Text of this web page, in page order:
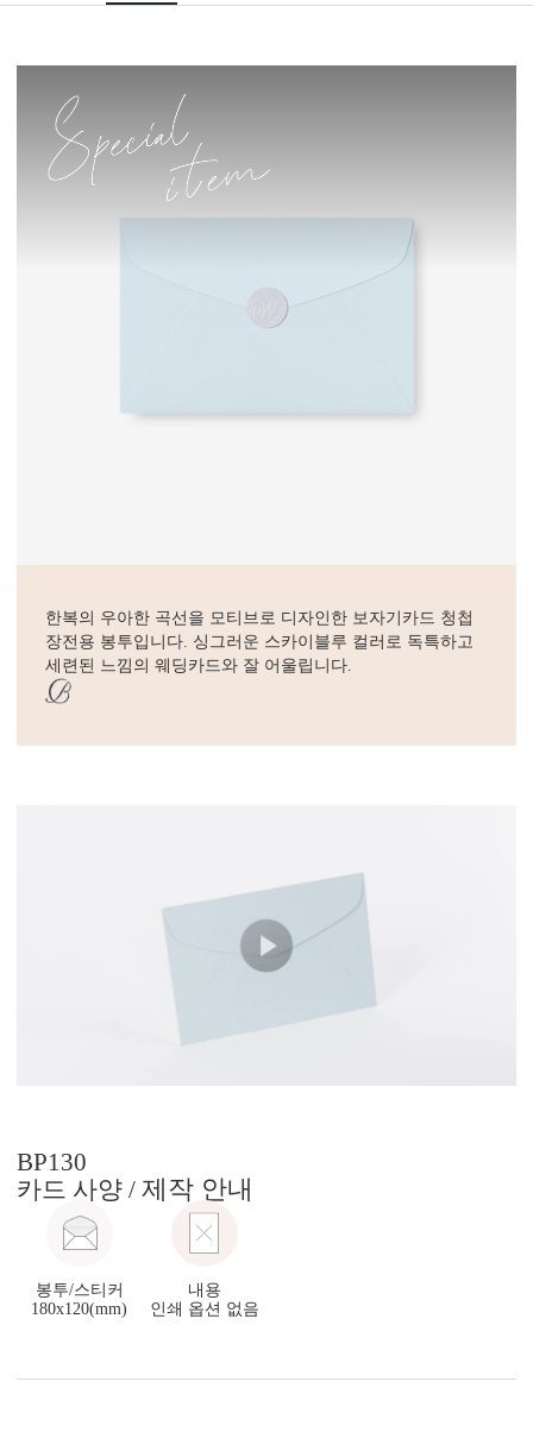
한복의 우아한 곡선을 모티브로 디자인한 보자기카드 청첩
장전용 봉투입니다. 싱그러운 스카이블루 컬러로 독특하고
세련된 느낌의 웨딩카드와 잘 어울립니다.
BP130
카드 사양 / 제작 안내
봉투/스티커
180x120(mm)
내용
인쇄 옵션 없음